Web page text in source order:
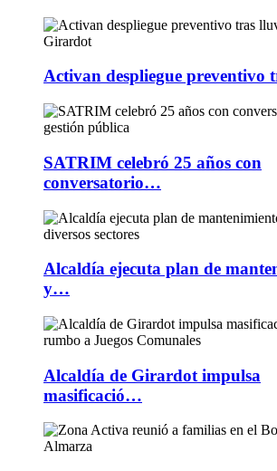
Activan despliegue
SATRIM celebró 25 años con
conversatorio…
Alcaldía ejecuta plan de
y…
Alcaldía de Girardot impulsa
masificació…